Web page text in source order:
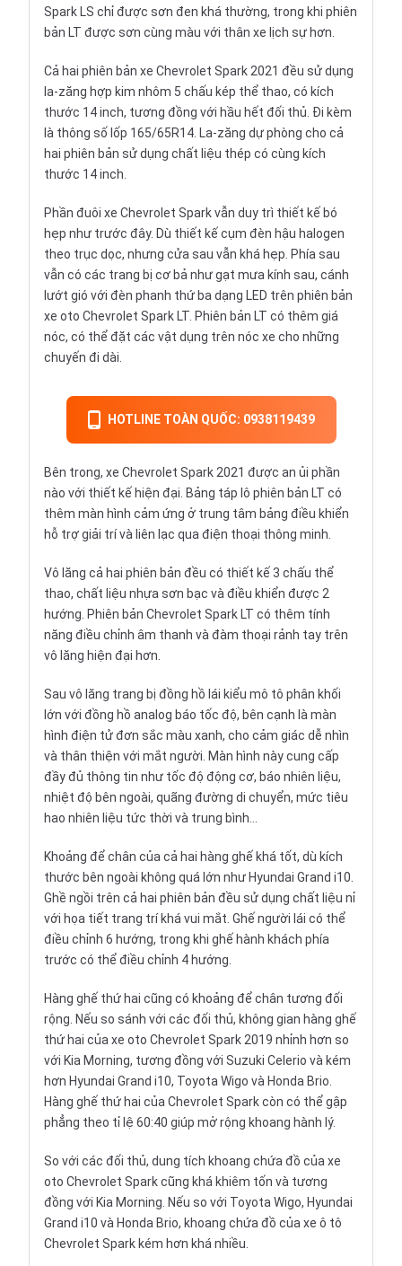
Spark LS chỉ được sơn đen khá thường, trong khi phiên
bản LT được sơn cùng màu với thân xe lịch sự hơn.
Cả hai phiên bản xe Chevrolet Spark 2021 đều sử dụng
la-zăng hợp kim nhôm 5 chấu kép thể thao, có kích
thước 14 inch, tương đồng với hầu hết đối thủ. Đi kèm
là thông số lốp 165/65R14. La-zăng dự phòng cho cả
hai phiên bản sử dụng chất liệu thép có cùng kích
thước 14 inch.
Phần đuôi xe Chevrolet Spark vẫn duy trì thiết kế bó
hẹp như trước đây. Dù thiết kế cụm đèn hậu halogen
theo trục dọc, nhưng cửa sau vẫn khá hẹp. Phía sau
vẫn có các trang bị cơ bả như gạt mưa kính sau, cánh
lướt gió với đèn phanh thứ ba dạng LED trên phiên bản
xe oto Chevrolet Spark LT. Phiên bản LT có thêm giá
nóc, có thể đặt các vật dụng trên nóc xe cho những
chuyến đi dài.
HOTLINE TOÀN QUỐC: 0938119439
Bên trong, xe Chevrolet Spark 2021 được an ủi phần
nào với thiết kế hiện đại. Bảng táp lô phiên bản LT có
thêm màn hình cảm ứng ở trung tâm bảng điều khiển
hỗ trợ giải trí và liên lạc qua điện thoại thông minh.
Vô lăng cả hai phiên bản đều có thiết kế 3 chấu thể
thao, chất liệu nhựa sơn bạc và điều khiển được 2
hướng. Phiên bản Chevrolet Spark LT có thêm tính
năng điều chỉnh âm thanh và đàm thoại rảnh tay trên
vô lăng hiện đại hơn.
Sau vô lăng trang bị đồng hồ lái kiểu mô tô phân khối
lớn với đồng hồ analog báo tốc độ, bên cạnh là màn
hình điện tử đơn sắc màu xanh, cho cảm giác dễ nhìn
và thân thiện với mắt người. Màn hình này cung cấp
đầy đủ thông tin như tốc độ động cơ, báo nhiên liệu,
nhiệt độ bên ngoài, quãng đường di chuyển, mức tiêu
hao nhiên liệu tức thời và trung bình...
Khoảng để chân của cả hai hàng ghế khá tốt, dù kích
thước bên ngoài không quá lớn như Hyundai Grand i10.
Ghề ngồi trên cả hai phiên bản đều sử dụng chất liệu nỉ
với họa tiết trang trí khá vui mắt. Ghế người lái có thể
điều chỉnh 6 hướng, trong khi ghế hành khách phía
trước có thể điều chỉnh 4 hướng.
Hàng ghế thứ hai cũng có khoảng để chân tương đối
rộng. Nếu so sánh với các đối thủ, không gian hàng ghế
thứ hai của xe oto Chevrolet Spark 2019 nhỉnh hơn so
với Kia Morning, tương đồng với Suzuki Celerio và kém
hơn Hyundai Grand i10, Toyota Wigo và Honda Brio.
Hàng ghế thứ hai của Chevrolet Spark còn có thể gập
phẳng theo tỉ lệ 60:40 giúp mở rộng khoang hành lý.
So với các đối thủ, dung tích khoang chứa đồ của xe
oto Chevrolet Spark cũng khá khiêm tốn và tương
đồng với Kia Morning. Nếu so với Toyota Wigo, Hyundai
Grand i10 và Honda Brio, khoang chứa đồ của xe ô tô
Chevrolet Spark kém hơn khá nhiều.